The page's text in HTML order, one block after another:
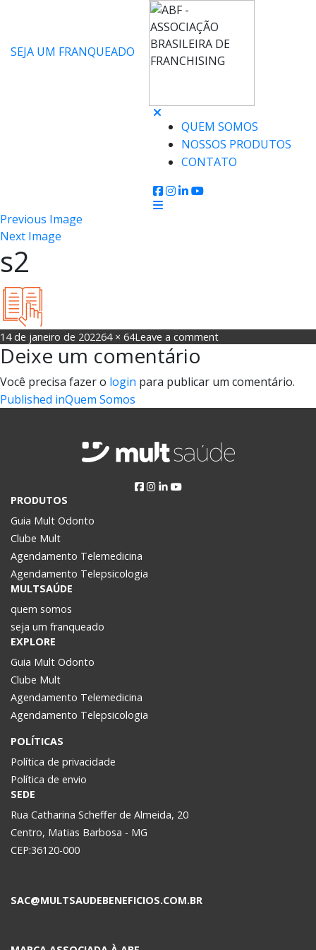
SEJA UM FRANQUEADO
QUEM SOMOS
NOSSOS PRODUTOS
CONTATO
Previous Image
Next Image
s2
Posted
on
14 de janeiro de 2022Full
size
64 × 64Leave a commenton
Deixe um comentário
Você precisa fazer o login para publicar um comentário.
Navegação
Published inQuem Somos
PRODUTOS
Guia Mult Odonto
Clube Mult
Agendamento Telemedicina
Agendamento Telepsicologia
MULTSAÚDE
quem somos
seja um franqueado
EXPLORE
Guia Mult Odonto
Clube Mult
Agendamento Telemedicina
Agendamento Telepsicologia
POLÍTICAS
Política de privacidade
Política de envio
SEDE
Rua Catharina Scheffer de Almeida, 20
Centro, Matias Barbosa - MG
CEP:36120-000
SAC@MULTSAUDEBENEFICIOS.COM.BR